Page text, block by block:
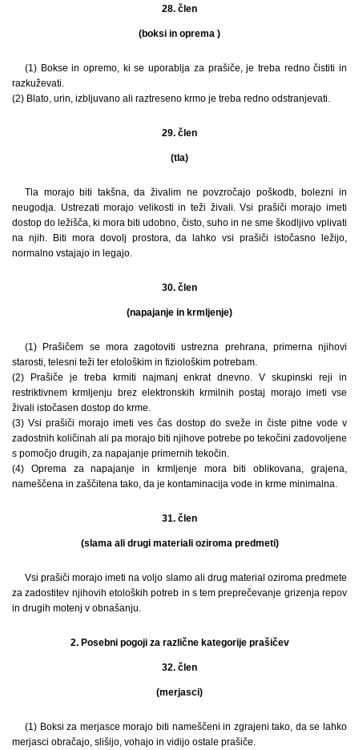
28. člen
(boksi in oprema )
(1) Bokse in opremo, ki se uporablja za prašiče, je treba redno čistiti in
razkuževati.
(2) Blato, urin, izbljuvano ali raztreseno krmo je treba redno odstranjevati.
29. člen
(tla)
Tla morajo biti takšna, da živalim ne povzročajo poškodb, bolezni in
neugodja. Ustrezati morajo velikosti in teži živali. Vsi prašiči morajo imeti
dostop do ležišča, ki mora biti udobno, čisto, suho in ne sme škodljivo vplivati
na njih. Biti mora dovolj prostora, da lahko vsi prašiči istočasno ležijo,
normalno vstajajo in legajo.
30. člen
(napajanje in krmljenje)
(1) Prašičem se mora zagotoviti ustrezna prehrana, primerna njihovi
starosti, telesni teži ter etološkim in fiziološkim potrebam.
(2) Prašiče je treba krmiti najmanj enkrat dnevno. V skupinski reji in
restriktivnem krmljenju brez elektronskih krmilnih postaj morajo imeti vse
živali istočasen dostop do krme.
(3) Vsi prašiči morajo imeti ves čas dostop do sveže in čiste pitne vode v
zadostnih količinah ali pa morajo biti njihove potrebe po tekočini zadovoljene
s pomočjo drugih, za napajanje primernih tekočin.
(4) Oprema za napajanje in krmljenje mora biti oblikovana, grajena,
nameščena in zaščitena tako, da je kontaminacija vode in krme minimalna.
31. člen
(slama ali drugi materiali oziroma predmeti)
Vsi prašiči morajo imeti na voljo slamo ali drug material oziroma predmete
za zadostitev njihovih etoloških potreb in s tem preprečevanje grizenja repov
in drugih motenj v obnašanju.
2. Posebni pogoji za različne kategorije prašičev
32. člen
(merjasci)
(1) Boksi za merjasce morajo biti nameščeni in zgrajeni tako, da se lahko
merjasci obračajo, slišijo, vohajo in vidijo ostale prašiče.